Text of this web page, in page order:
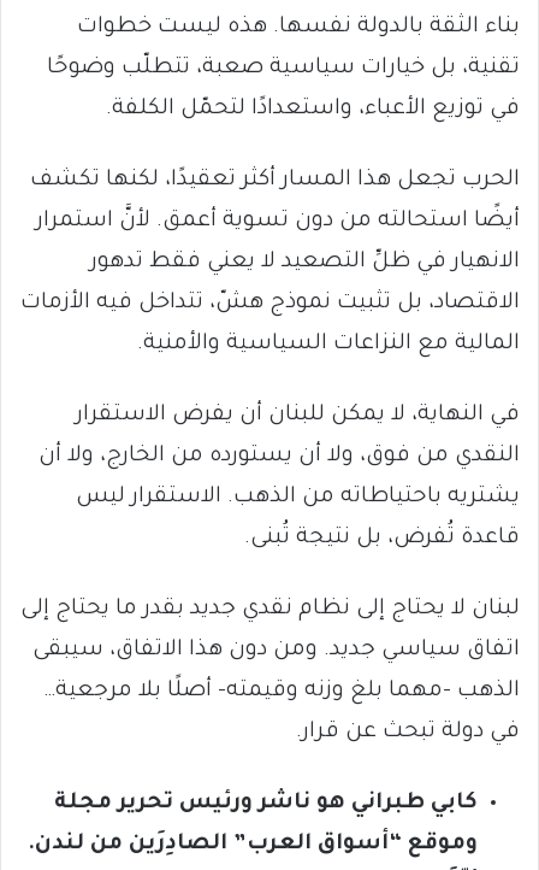
بناء الثقة بالدولة نفسها. هذه ليست خطوات
تقنية، بل خيارات سياسية صعبة، تتطلّب وضوحًا
في توزيع الأعباء، واستعدادًا لتحمّل الكلفة.
الحرب تجعل هذا المسار أكثر تعقيدًا، لكنها تكشف
أيضًا استحالته من دون تسوية أعمق. لأنَّ استمرار
الانهيار في ظلِّ التصعيد لا يعني فقط تدهور
الاقتصاد، بل تثبيت نموذج هشّ، تتداخل فيه الأزمات
المالية مع النزاعات السياسية والأمنية.
في النهاية، لا يمكن للبنان أن يفرض الاستقرار
النقدي من فوق، ولا أن يستورده من الخارج، ولا أن
يشتريه باحتياطاته من الذهب. الاستقرار ليس
قاعدة تُفرض، بل نتيجة تُبنى.
لبنان لا يحتاج إلى نظام نقدي جديد بقدر ما يحتاج إلى
اتفاق سياسي جديد. ومن دون هذا الاتفاق، سيبقى
الذهب -مهما بلغ وزنه وقيمته- أصلًا بلا مرجعية…
في دولة تبحث عن قرار.
كابي طبراني هو ناشر ورئيس تحرير مجلة
وموقع “أسواق العرب” الصادِرَين من لندن.